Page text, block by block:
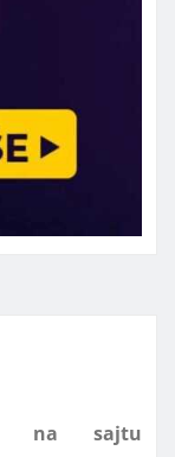
na sajtu